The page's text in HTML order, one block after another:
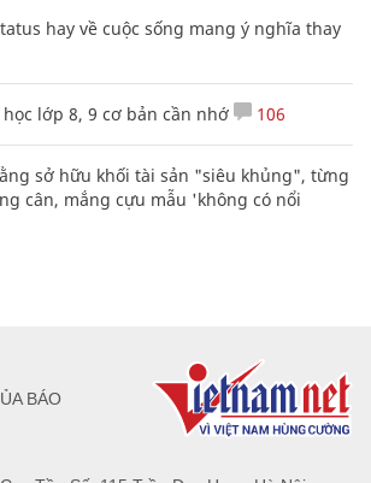
hay về cuộc sống mang ý nghĩa thay
lớp 8, 9 cơ bản cần nhớ 106
sở hữu khối tài sản "siêu khủng", từng
cân, mắng cựu mẫu 'không có nổi
BÁO